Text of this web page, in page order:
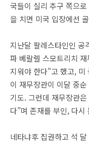
국들이 실리 추구 쪽으
을 치면 미국 입장에선
지난달 팔레스타인인 공
파 베랄렐 스모트리치
지워야 한다"고 했고, 미
이 재무장관이 이달 중
기도. 그런데 재무장관
다”며 존재를 부인, 다시
네타냐후 집권하고 석